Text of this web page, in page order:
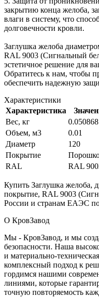
закрытию конца желоба,
влаги в систему, что
долговечности кровли.
Заглушка желоба
RAL 9003 (Сигнальный
эстетичное решение для
Обратитесь к нам, чтобы
обеспечить надежную
Характеристики
Характеристика
Вес, кг
0.050868
Объем, м3
0.01
Диаметр
120
Покрытие
RAL
RAL
Купить Заглушка желоба,
покрытие, RAL 9003
России и странам ЕАЭС
О КровЗавод
Мы - КровЗавод, и мы
безопасности. Наша
и материально-
комплексный подход к
гордимся нашими
линиями, которые
точную повторяемость